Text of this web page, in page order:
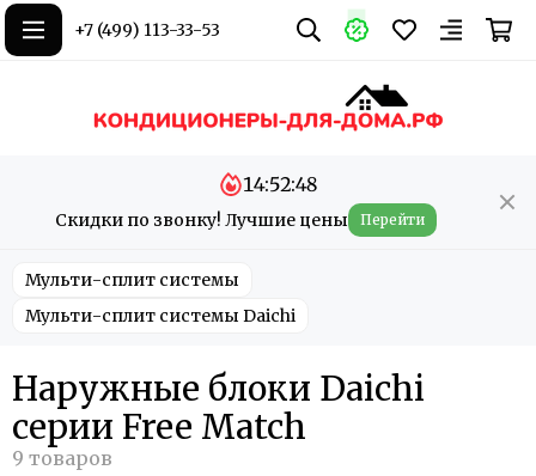
+7 (499) 113-33-53
Скидки по звонку! Лучшие цены
14:52:46
Перейти
Мульти-сплит системы
Мульти-сплит системы Daichi
Наружные блоки Daichi
серии Free Match